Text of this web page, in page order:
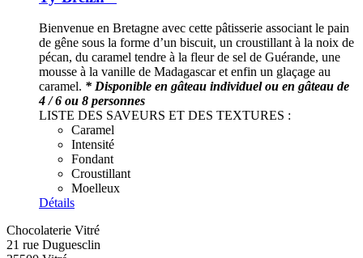
Bienvenue en Bretagne avec cette pâtisserie associant le pain
de gêne sous la forme d’un biscuit, un croustillant à la noix de
pécan, du caramel tendre à la fleur de sel de Guérande, une
mousse à la vanille de Madagascar et enfin un glaçage au
caramel. * Disponible en gâteau individuel ou en gâteau de
4 / 6 ou 8 personnes
LISTE DES SAVEURS ET DES TEXTURES :
Caramel
Intensité
Fondant
Croustillant
Moelleux
Détails
Chocolaterie Vitré
21 rue Duguesclin